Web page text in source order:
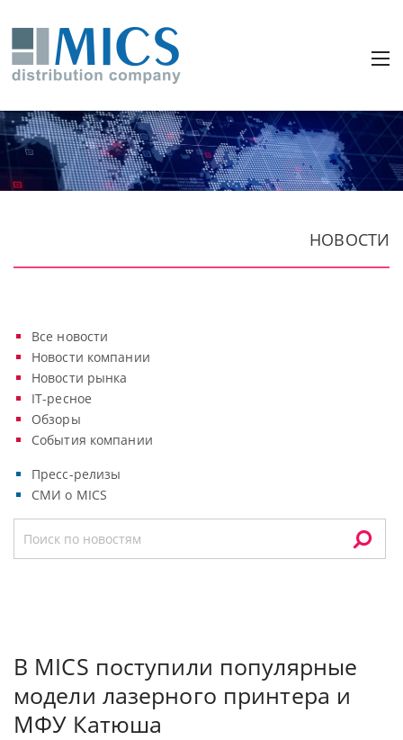
НОВОСТИ
Все новости
Новости компании
Новости рынка
IT-ресное
Обзоры
События компании
Пресс-релизы
СМИ о MICS
В MICS поступили популярные
модели лазерного принтера и
МФУ Катюша